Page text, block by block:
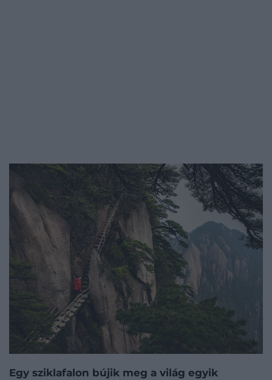
Egy sziklafalon bújik meg a világ egyik